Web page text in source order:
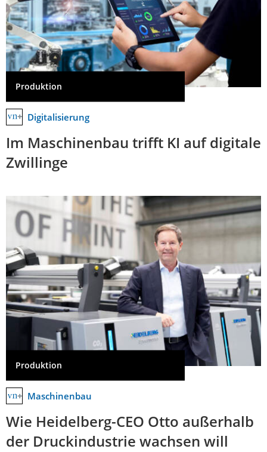
Produktion
Digitalisierung
Im Maschinenbau trifft KI auf digitale
Zwillinge
Produktion
Maschinenbau
Wie Heidelberg-CEO Otto außerhalb
der Druckindustrie wachsen will